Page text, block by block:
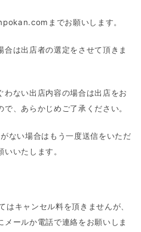
までお願いします。
合は出店者の選定をさせて頂きま
わない出店内容の場合は出店をお
あらかじめご了承ください。
ない場合はもう一度送信をいただ
いたします。
キャンセル料を頂きませんが、
ールか電話で連絡をお願いしま